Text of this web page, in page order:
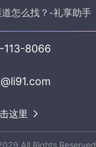
怎么找？-礼享助手
113-8066
这里